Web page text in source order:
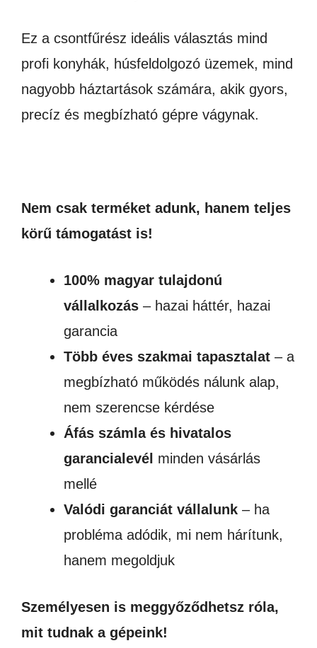
Ez a csontfűrész ideális választás mind
profi konyhák, húsfeldolgozó üzemek, mind
nagyobb háztartások számára, akik gyors,
precíz és megbízható gépre vágynak.
Nem csak terméket adunk, hanem teljes
körű támogatást is!
100% magyar tulajdonú
vállalkozás – hazai háttér, hazai
garancia
Több éves szakmai tapasztalat – a
megbízható működés nálunk alap,
nem szerencse kérdése
Áfás számla és hivatalos
garancialevél minden vásárlás
mellé
Valódi garanciát vállalunk – ha
probléma adódik, mi nem hárítunk,
hanem megoldjuk
Személyesen is meggyőződhetsz róla,
mit tudnak a gépeink!